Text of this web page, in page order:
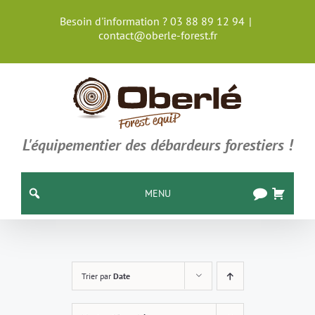
Besoin d'information ? 03 88 89 12 94 |
contact@oberle-forest.fr
L'équipementier des débardeurs forestiers !
MENU
Trier par Date